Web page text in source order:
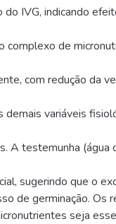
IVG, indicando
complexo de
com redução da
demais variáveis
A testemunha
sugerindo que o
de germinação. Os
seja